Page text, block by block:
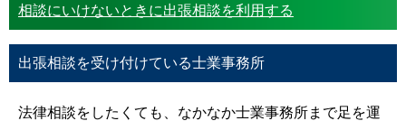
相談にいけないときに出張相談を利用する
出張相談を受け付けている士業事務所
法律相談をしたくても、なかなか士業事務所まで足を運